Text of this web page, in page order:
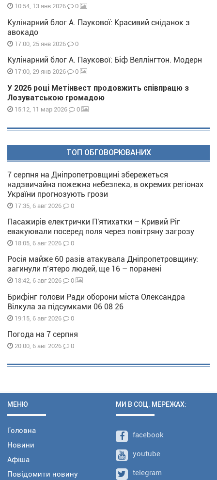
10:54, 13 янв 2026 0
Кулінарний блог А. Паукової: Красивий сніданок з
авокадо
17:00, 25 янв 2026 0
Кулінарний блог А. Паукової: Біф Веллінгтон. Модерн
17:00, 29 янв 2026 0
У 2026 році Метінвест продовжить співпрацю з
Лозуватською громадою
15:12, 11 мар 2026 0
ТОП ОБГОВОРЮВАНИХ
7 серпня на Дніпропетровщині збережеться
надзвичайна пожежна небезпека, в окремих регіонах
України прогнозують грози
17:35, 6 авг 2026 0
Пасажирів електрички П'ятихатки – Кривий Ріг
евакуювали посеред поля через повітряну загрозу
18:05, 6 авг 2026 0
Росія майже 60 разів атакувала Дніпропетровщину:
загинули п’ятеро людей, ще 16 – поранені
18:42, 6 авг 2026 0
Брифінг голови Ради оборони міста Олександра
Вілкула за підсумками 06 08 26
19:15, 6 авг 2026 0
Погода на 7 серпня
20:00, 6 авг 2026 0
МЕНЮ
Головна
Новини
Афіша
Повідомити новину
МИ В СОЦ. МЕРЕЖАХ:
facebook
youtube
telegram